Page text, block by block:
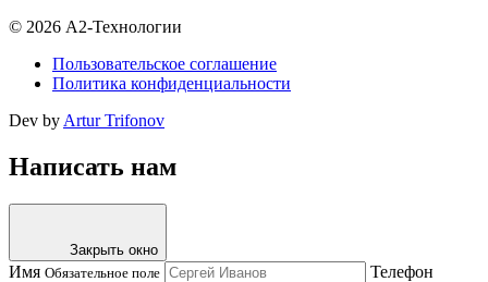
© 2026 А2-Технологии
Пользовательское соглашение
Политика конфиденциальности
Dev by Artur Trifonov
Написать нам
Закрыть окно
Имя Обязательное поле Телефон